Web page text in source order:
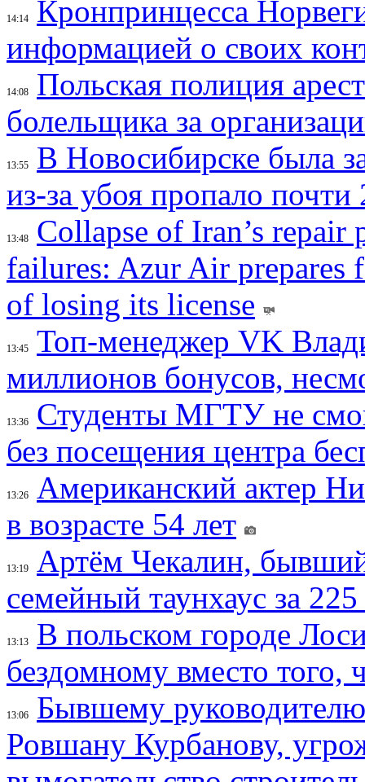
14:14
Кронпринцесса
информацией о своих
14:08
Польская полиция
болельщика за
13:55
В Новосибирске была
из-за убоя пропало почти
13:48
Collapse of Iran’s repair
failures: Azur Air prepares
of losing its license
13:45
Топ-менеджер VK
миллионов бонусов,
13:36
Студенты МГТУ не
без посещения центра
13:26
Американский актер
в возрасте 54 лет
13:19
Артём Чекалин,
семейный таунхаус за
13:13
В польском городе
бездомному вместо того,
13:06
Бывшему
Ровшану Курбанову,